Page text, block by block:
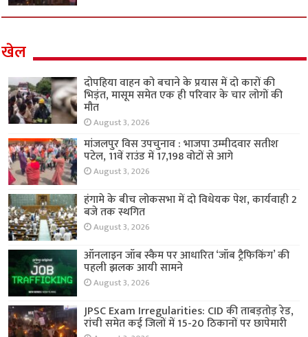
खेल
दोपहिया वाहन को बचाने के प्रयास में दो कारों की
भिड़ंत, मासूम समेत एक ही परिवार के चार लोगों की
मौत
August 3, 2026
मांजलपुर विस उपचुनाव : भाजपा उम्मीदवार सतीश
पटेल, 11वें राउंड में 17,198 वोटों से आगे
August 3, 2026
हंगामे के बीच लोकसभा में दो विधेयक पेश, कार्यवाही 2
बजे तक स्थगित
August 3, 2026
ऑनलाइन जॉब स्कैम पर आधारित ‘जॉब ट्रैफिकिंग’ की
पहली झलक आयी सामने
August 3, 2026
JPSC Exam Irregularities: CID की ताबड़तोड़ रेड,
रांची समेत कई जिलों में 15-20 ठिकानों पर छापेमारी